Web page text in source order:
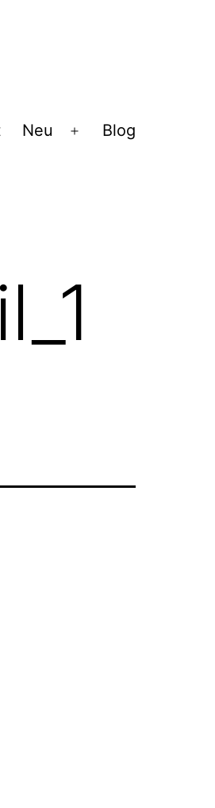
Neu
Menü
Blog